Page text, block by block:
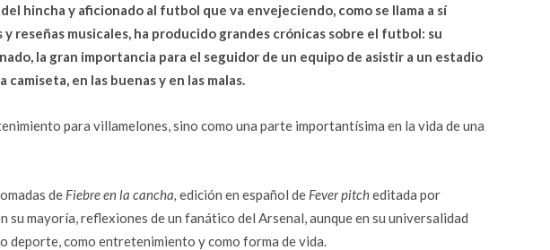
hincha y aficionado al futbol que va envejeciendo, como se llama a sí
y reseñas musicales, ha producido grandes crónicas sobre el futbol: su
la gran importancia para el seguidor de un equipo de asistir a un estadio
camiseta, en las buenas y en las malas.
para villamelones, sino como una parte importantísima en la vida de una
de Fiebre en la cancha, edición en español de Fever pitcheditada por
su mayoría, reflexiones de un fanático del Arsenal, aunque en su universalidad
deporte, como entretenimiento y como forma de vida.